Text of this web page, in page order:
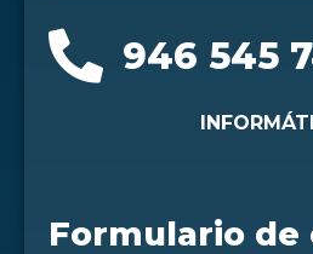
946 545
Formulario